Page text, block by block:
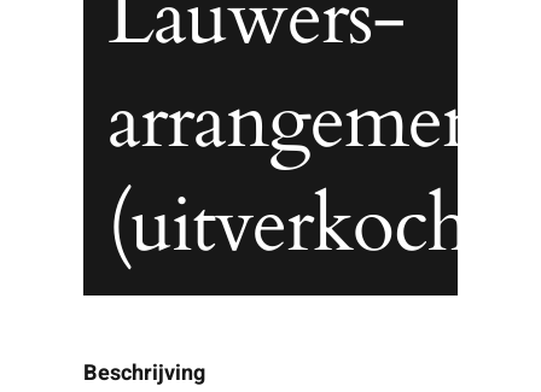
arrangement
(uitverkocht)
Beschrijving